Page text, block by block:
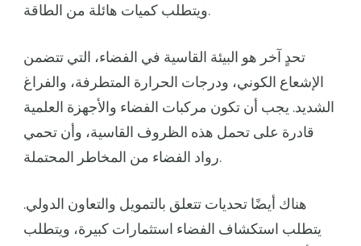
ويتطلب كميات هائلة من الطاقة.
تحدٍ آخر هو البيئة القاسية في الفضاء، التي تتضمن
الإشعاع الكوني، ودرجات الحرارة المتطرفة، والفراغ
الشديد. يجب أن تكون مركبات الفضاء والأجهزة العلمية
قادرة على تحمل هذه الظروف القاسية، وأن تحمي
رواد الفضاء من المخاطر المحتملة.
هناك أيضًا تحديات تتعلق بالتمويل والتعاون الدولي.
يتطلب استكشاف الفضاء استثمارات كبيرة، ويتطلب